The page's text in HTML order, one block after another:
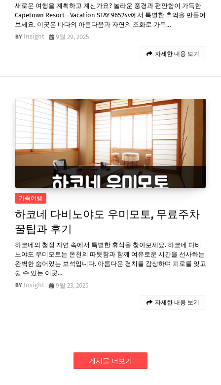
새로운 여행을 계획하고 계신가요? 놀라운 풍경과 편안함이 가득한
Capetown Resort - Vacation STAY 96524v에서 특별한 추억을 만들어
보세요. 이곳은 바다의 아름다움과 자연의 조화로 가득…
Insight
9월 29, 2025
자세한 내용 보기
가족여행
하코네 다비노야도 우미모토, 무료주차
꿀팁과 후기
하코네의 청정 자연 속에서 특별한 휴식을 찾아보세요. 하코네 다비
노야도 우미모토는 온천의 따뜻함과 함께 여유로운 시간을 선사하는
완벽한 숨어있는 보석입니다. 아름다운 경치를 감상하며 피로를 잊고
쉴 수 있는 이곳…
Insight
9월 23, 2025
자세한 내용 보기
게시물 더보기